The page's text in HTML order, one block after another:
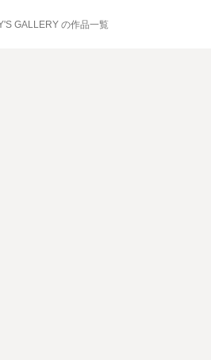
GALLERY の作品一覧